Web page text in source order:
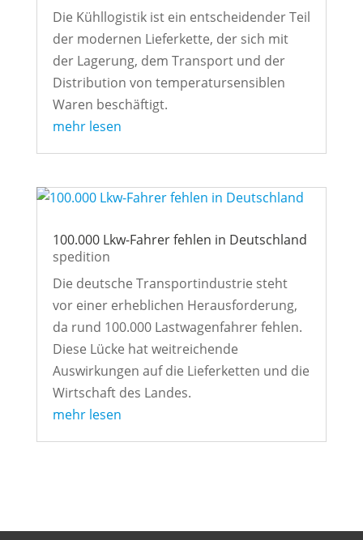
Die Kühllogistik ist ein entscheidender Teil
der modernen Lieferkette, der sich mit
der Lagerung, dem Transport und der
Distribution von temperatursensiblen
Waren beschäftigt.
mehr lesen
100.000 Lkw-Fahrer fehlen in Deutschland
spedition
Die deutsche Transportindustrie steht
vor einer erheblichen Herausforderung,
da rund 100.000 Lastwagenfahrer fehlen.
Diese Lücke hat weitreichende
Auswirkungen auf die Lieferketten und die
Wirtschaft des Landes.
mehr lesen